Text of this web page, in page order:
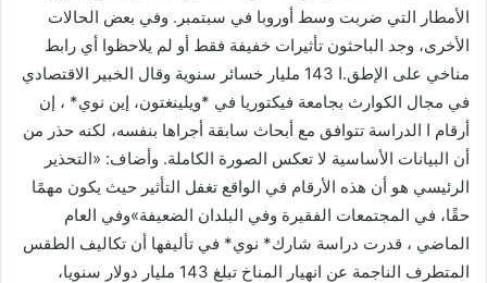
الأمطار التي ضربت وسط أوروبا في سبتمبر. وفي بعض الحالات
الأخرى، وجد الباحثون تأثيرات خفيفة فقط أو لم يلاحظوا أي رابط
مناخي على الإطق.ا 143 مليار خسائر سنوية وقال الخبير الاقتصادي
في مجال الكوارث بجامعة فيكتوريا في *ويلينغتون، إين نوي* ، إن
أرقام ا الدراسة تتوافق مع أبحاث سابقة أجراها بنفسه، لكنه حذر من
أن البيانات الأساسية لا تعكس الصورة الكاملة. وأضاف: «التحذير
الرئيسي هو أن هذه الأرقام في الواقع تغفل التأثير حيث يكون مهمًا
حقًا، في المجتمعات الفقيرة وفي البلدان الضعيفة»وفي العام
الماضي ، قدرت دراسة شارك* نوي* في تأليفها أن تكاليف الطقس
المتطرف الناجمة عن انهيار المناخ تبلغ 143 مليار دولار سنويا،